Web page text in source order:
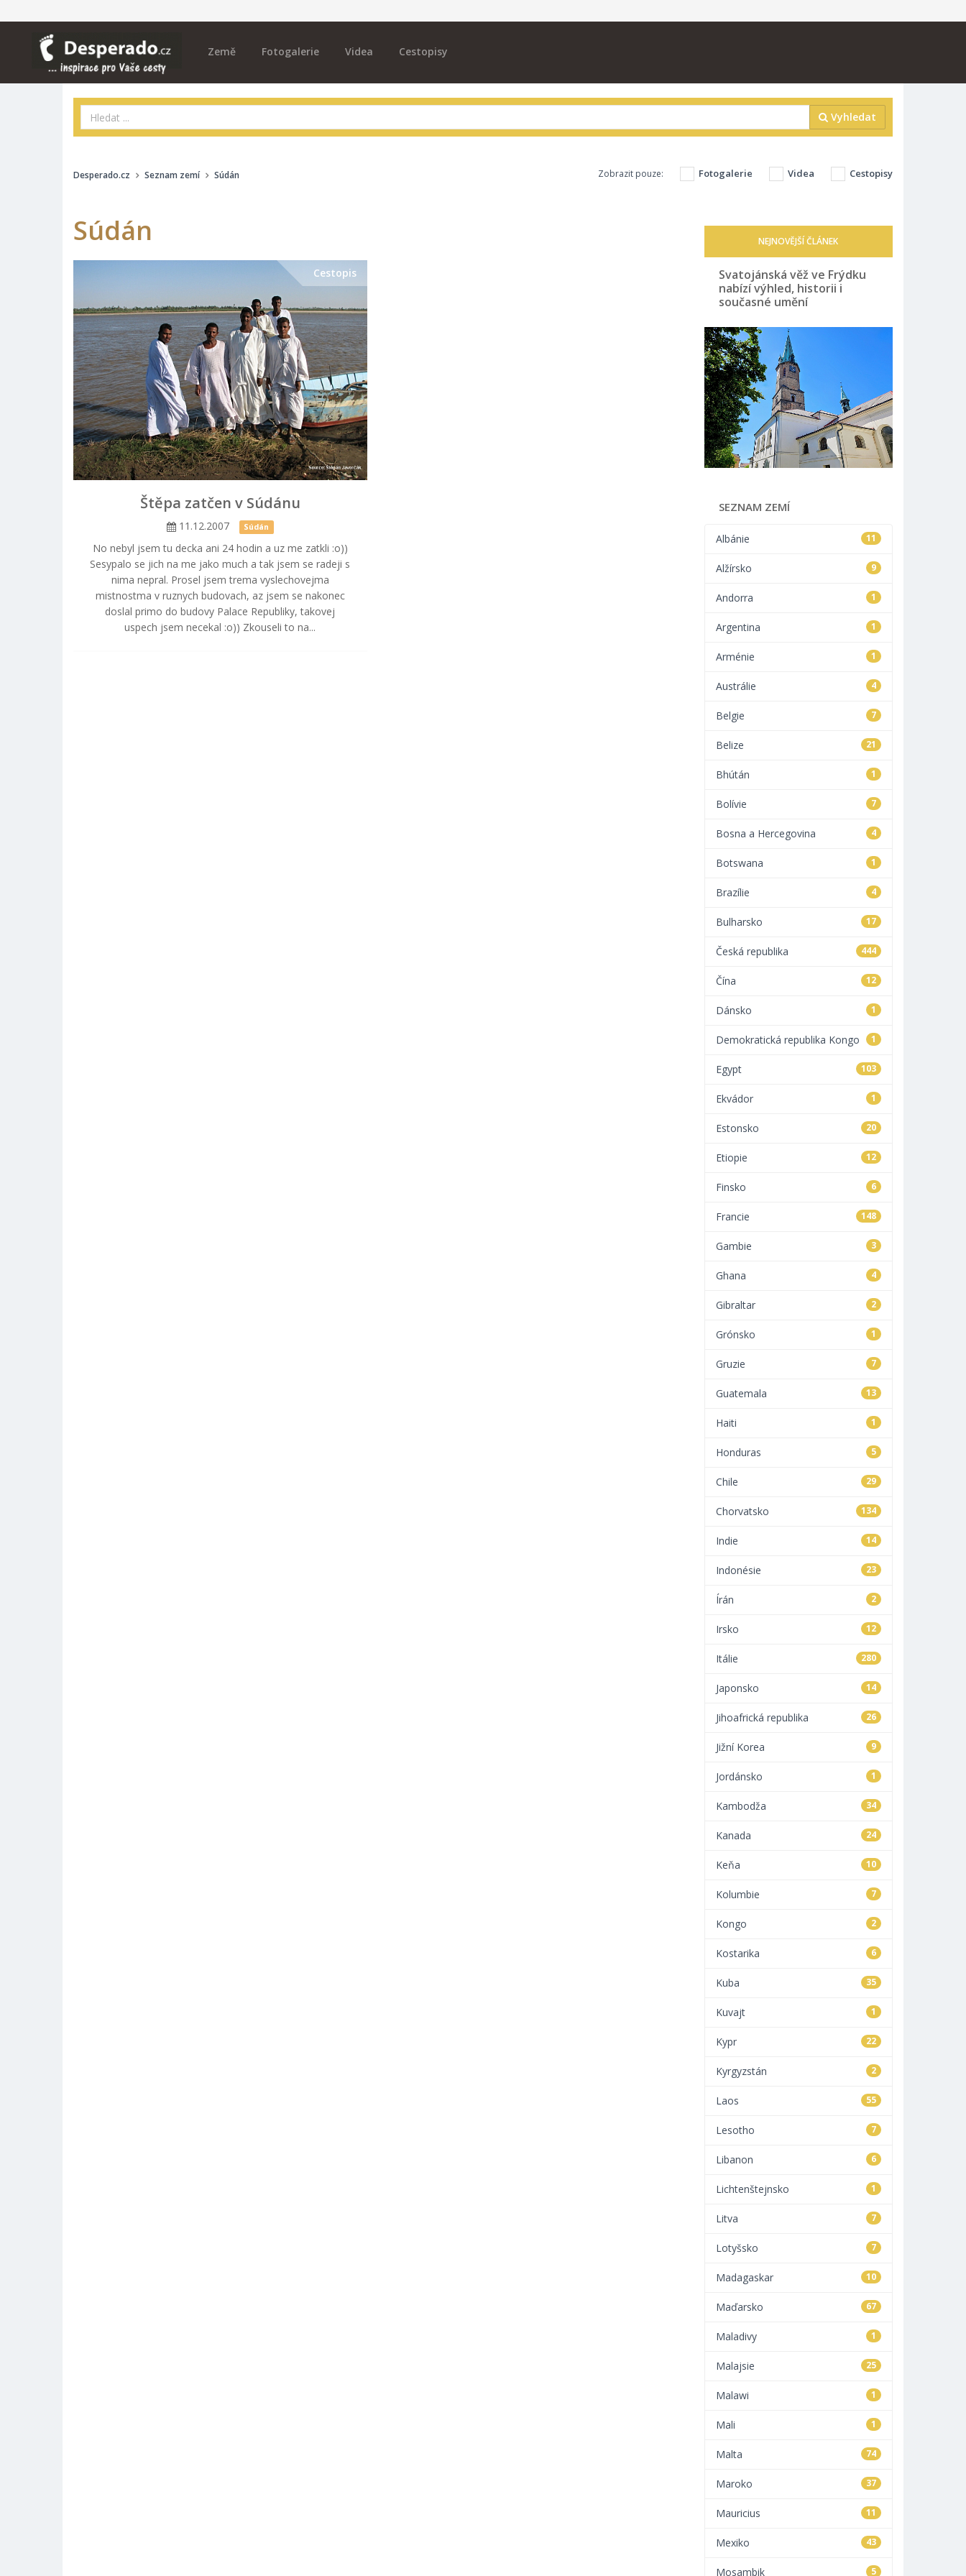
Země Fotogalerie Videa Cestopisy
Vyhledat
Zobrazit pouze: Fotogalerie Videa Cestopisy
Desperado.cz Seznam zemí Súdán
Súdán
Cestopis
Štěpa zatčen v Súdánu
11.12.2007 Súdán
No nebyl jsem tu decka ani 24 hodin a uz me zatkli :o))
Sesypalo se jich na me jako much a tak jsem se radeji s
nima nepral. Prosel jsem trema vyslechovejma
mistnostma v ruznych budovach, az jsem se nakonec
doslal primo do budovy Palace Republiky, takovej
uspech jsem necekal :o)) Zkouseli to na...
NEJNOVĚJŠÍ ČLÁNEK
Svatojánská věž ve Frýdku
nabízí výhled, historii i
současné umění
SEZNAM ZEMÍ
11
Albánie
9
Alžírsko
1
Andorra
1
Argentina
1
Arménie
4
Austrálie
7
Belgie
21
Belize
1
Bhútán
7
Bolívie
4
Bosna a Hercegovina
1
Botswana
4
Brazílie
17
Bulharsko
444
Česká republika
12
Čína
1
Dánsko
1
Demokratická republika Kongo
103
Egypt
1
Ekvádor
20
Estonsko
12
Etiopie
6
Finsko
148
Francie
3
Gambie
4
Ghana
2
Gibraltar
1
Grónsko
7
Gruzie
13
Guatemala
1
Haiti
5
Honduras
29
Chile
134
Chorvatsko
14
Indie
23
Indonésie
2
Írán
12
Irsko
280
Itálie
14
Japonsko
26
Jihoafrická republika
9
Jižní Korea
1
Jordánsko
34
Kambodža
24
Kanada
10
Keňa
7
Kolumbie
2
Kongo
6
Kostarika
35
Kuba
1
Kuvajt
22
Kypr
2
Kyrgyzstán
55
Laos
7
Lesotho
6
Libanon
1
Lichtenštejnsko
7
Litva
7
Lotyšsko
10
Madagaskar
67
Maďarsko
1
Maladivy
25
Malajsie
1
Malawi
1
Mali
74
Malta
37
Maroko
11
Mauricius
43
Mexiko
5
Mosambik